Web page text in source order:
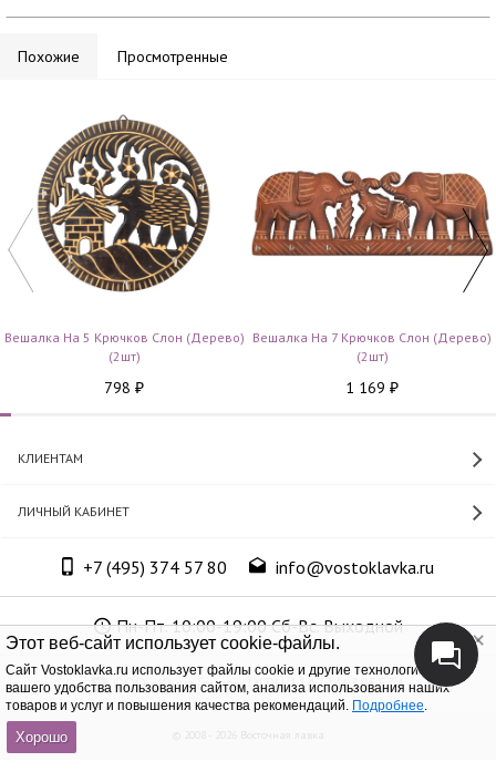
Этот веб-сайт использует cookie-файлы.
Cайт Vostoklavka.ru использует файлы cookie и другие технологии для
вашего удобства пользования сайтом, анализа использования наших
товаров и услуг и повышения качества рекомендаций. Подробнее.
Хорошо
Похожие Просмотренные
Вешалка На 5 Крючков Слон (дерево)
(2шт)
798 ₽
Вешалка На 7 Крючков Слон (дерево)
(2шт)
1 169 ₽
КЛИЕНТАМ
ЛИЧНЫЙ КАБИНЕТ
+7 (495) 374 57 80 info@vostoklavka.ru
Пн-Пт. 10:00-19:00 Сб-Вс. Выходной
ООО «Юнит Групп», ОГРН 1147746305574